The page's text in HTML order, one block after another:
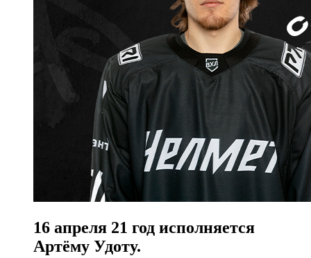
16 апреля 21 год исполняется
Артёму Удоту.